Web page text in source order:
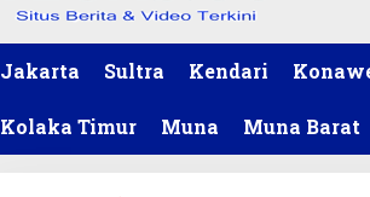
Jakarta Sultra Kendari
Kolaka Timur Muna Muna Barat